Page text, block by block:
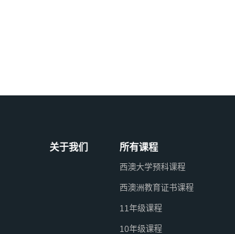
关于我们 所有课程
西澳大学预科课程
西澳洲教育证书课程
11年级课程
10年级课程